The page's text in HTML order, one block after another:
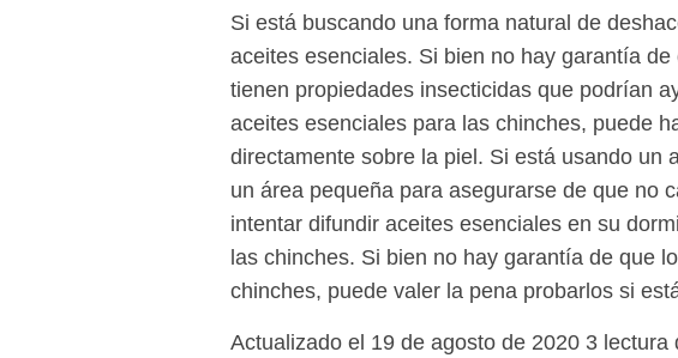
Si está buscando una forma natural de
aceites esenciales. Si bien no hay garantía
tienen propiedades insecticidas que podrían
aceites esenciales para las chinches, puede
directamente sobre la piel. Si está usando un
un área pequeña para asegurarse de que no
intentar difundir aceites esenciales en su
las chinches. Si bien no hay garantía de que
chinches, puede valer la pena probarlos si
Actualizado el 19 de agosto de 2020 3 lectura